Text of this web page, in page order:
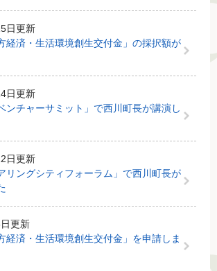
日更新
経済・生活環境創生交付金」の採択額が
日更新
ンチャーサミット」で西川町長が講演し
日更新
リングシティフォーラム」で西川町長が
更新
経済・生活環境創生交付金」を申請しま